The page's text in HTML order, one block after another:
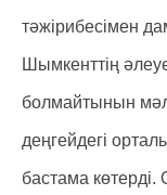
тәжірибесімен
Шымкенттің
болмайтынын
деңгейдегі
бастама